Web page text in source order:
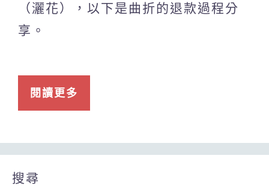
（灑花），以下是曲折的退款過程分
享。
閱讀更多
搜尋